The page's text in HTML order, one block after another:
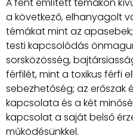
a következő, elhanyagolt
témákat mint az
testi kapcsolódás
sorsközösség,
férfilét, mint a toxikus férfi
sebezhetőség; az erőszak
kapcsolata és a két
kapcsolat a saját belső
működésünkkel.